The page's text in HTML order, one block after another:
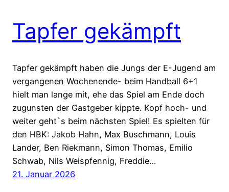
Tapfer gekämpft
Tapfer gekämpft haben die Jungs der E-Jugend am
vergangenen Wochenende- beim Handball 6+1
hielt man lange mit, ehe das Spiel am Ende doch
zugunsten der Gastgeber kippte. Kopf hoch- und
weiter geht`s beim nächsten Spiel! Es spielten für
den HBK: Jakob Hahn, Max Buschmann, Louis
Lander, Ben Riekmann, Simon Thomas, Emilio
Schwab, Nils Weispfennig, Freddie…
21. Januar 2026